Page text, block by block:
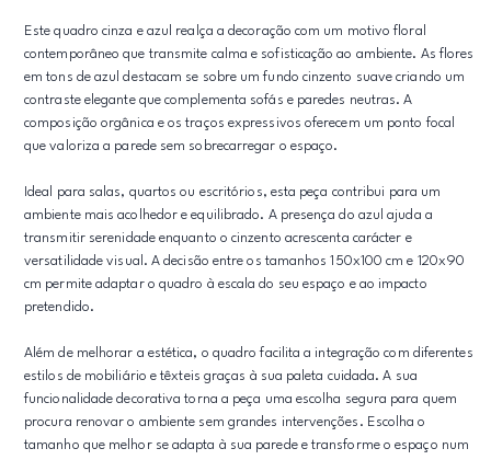
Este quadro cinza e azul realça a decoração com um motivo floral
contemporâneo que transmite calma e sofisticação ao ambiente. As flores
em tons de azul destacam se sobre um fundo cinzento suave criando um
contraste elegante que complementa sofás e paredes neutras. A
composição orgânica e os traços expressivos oferecem um ponto focal
que valoriza a parede sem sobrecarregar o espaço.
Ideal para salas, quartos ou escritórios, esta peça contribui para um
ambiente mais acolhedor e equilibrado. A presença do azul ajuda a
transmitir serenidade enquanto o cinzento acrescenta carácter e
versatilidade visual. A decisão entre os tamanhos 150x100 cm e 120x90
cm permite adaptar o quadro à escala do seu espaço e ao impacto
pretendido.
Além de melhorar a estética, o quadro facilita a integração com diferentes
estilos de mobiliário e têxteis graças à sua paleta cuidada. A sua
funcionalidade decorativa torna a peça uma escolha segura para quem
procura renovar o ambiente sem grandes intervenções. Escolha o
tamanho que melhor se adapta à sua parede e transforme o espaço num